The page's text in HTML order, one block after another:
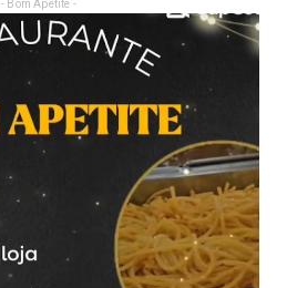
- Bom Apetite -